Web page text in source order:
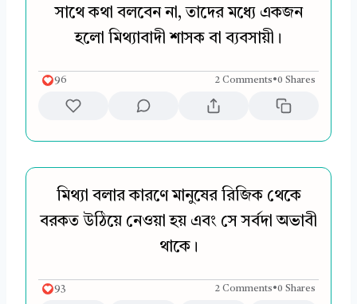
সাথে কথা বলবেন না, তাদের মধ্যে একজন
হলো মিথ্যাবাদী শাসক বা ব্যবসায়ী।
96 2 Comments•0 Shares
মিথ্যা বলার কারণে মানুষের রিজিক থেকে
বরকত উঠিয়ে নেওয়া হয় এবং সে সর্বদা অভাবী
থাকে।
93 2 Comments•0 Shares